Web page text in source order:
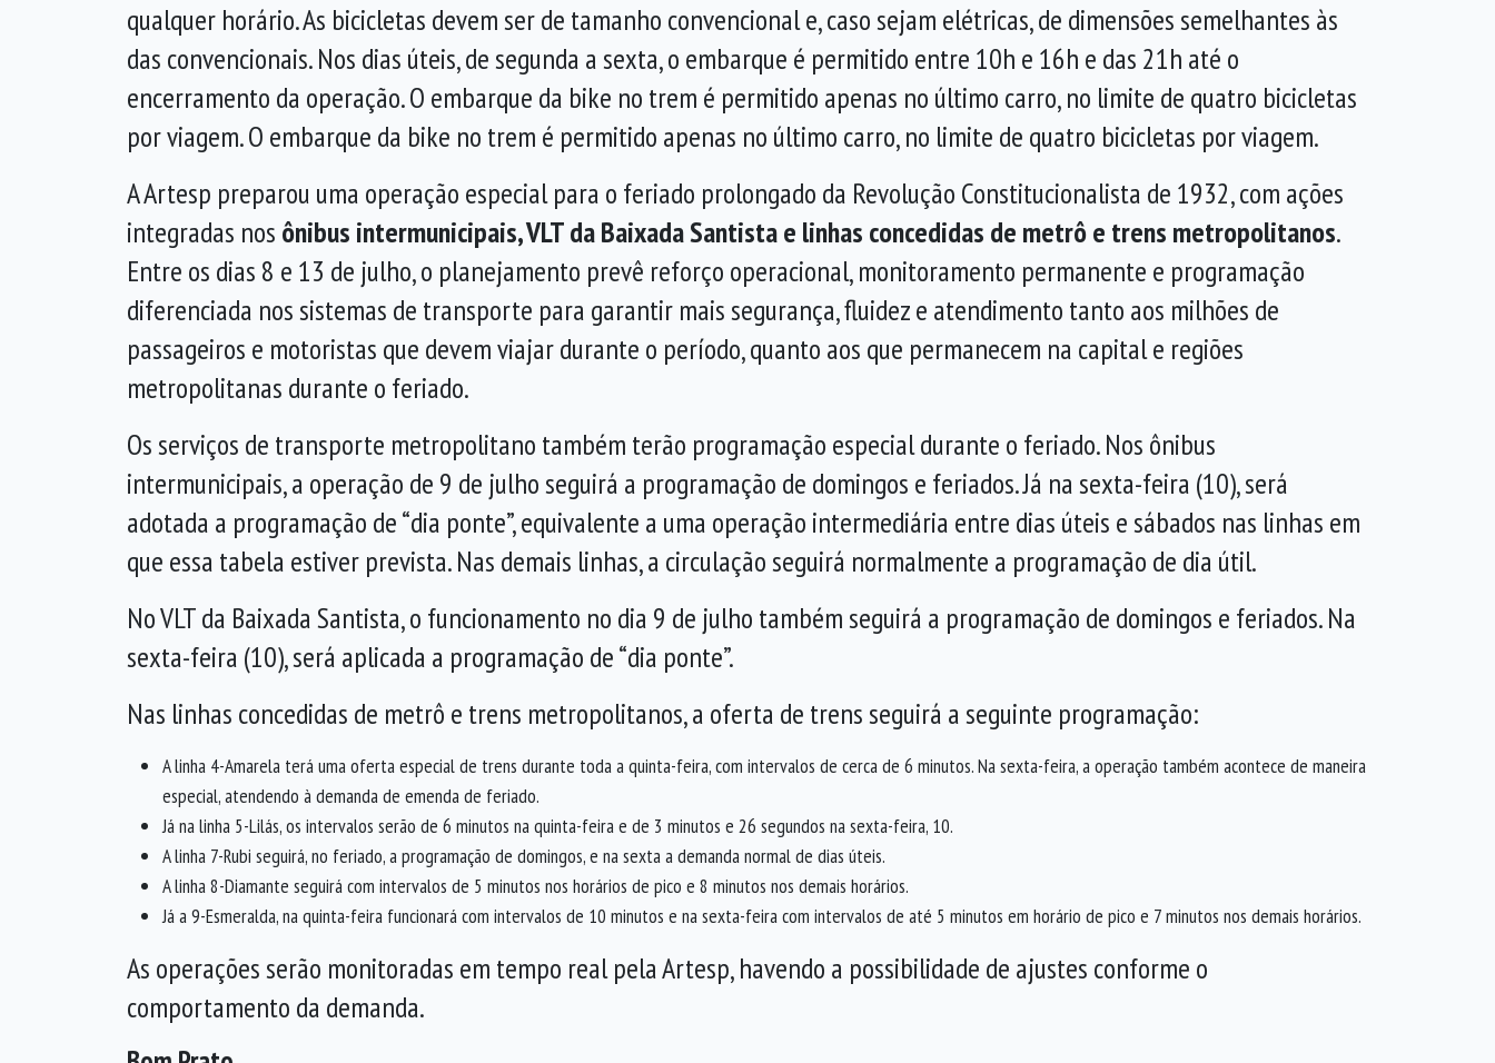
qualquer horário. As bicicletas devem ser de tamanho convencional e, caso sejam elétricas, de dimensões semelhantes às
das convencionais. Nos dias úteis, de segunda a sexta, o embarque é permitido entre 10h e 16h e das 21h até o
encerramento da operação. O embarque da bike no trem é permitido apenas no último carro, no limite de quatro bicicletas
por viagem. O embarque da bike no trem é permitido apenas no último carro, no limite de quatro bicicletas por viagem.
A Artesp preparou uma operação especial para o feriado prolongado da Revolução Constitucionalista de 1932, com ações
integradas nos ônibus intermunicipais, VLT da Baixada Santista e linhas concedidas de metrô e trens metropolitanos.
Entre os dias 8 e 13 de julho, o planejamento prevê reforço operacional, monitoramento permanente e programação
diferenciada nos sistemas de transporte para garantir mais segurança, fluidez e atendimento tanto aos milhões de
passageiros e motoristas que devem viajar durante o período, quanto aos que permanecem na capital e regiões
metropolitanas durante o feriado.
Os serviços de transporte metropolitano também terão programação especial durante o feriado. Nos ônibus
intermunicipais, a operação de 9 de julho seguirá a programação de domingos e feriados. Já na sexta-feira (10), será
adotada a programação de “dia ponte”, equivalente a uma operação intermediária entre dias úteis e sábados nas linhas em
que essa tabela estiver prevista. Nas demais linhas, a circulação seguirá normalmente a programação de dia útil.
No VLT da Baixada Santista, o funcionamento no dia 9 de julho também seguirá a programação de domingos e feriados. Na
sexta-feira (10), será aplicada a programação de “dia ponte”.
Nas linhas concedidas de metrô e trens metropolitanos, a oferta de trens seguirá a seguinte programação:
A linha 4-Amarela terá uma oferta especial de trens durante toda a quinta-feira, com intervalos de cerca de 6 minutos. Na sexta-feira, a operação também acontece de maneira
especial, atendendo à demanda de emenda de feriado.
Já na linha 5-Lilás, os intervalos serão de 6 minutos na quinta-feira e de 3 minutos e 26 segundos na sexta-feira, 10.
A linha 7-Rubi seguirá, no feriado, a programação de domingos, e na sexta a demanda normal de dias úteis.
A linha 8-Diamante seguirá com intervalos de 5 minutos nos horários de pico e 8 minutos nos demais horários.
Já a 9-Esmeralda, na quinta-feira funcionará com intervalos de 10 minutos e na sexta-feira com intervalos de até 5 minutos em horário de pico e 7 minutos nos demais horários.
As operações serão monitoradas em tempo real pela Artesp, havendo a possibilidade de ajustes conforme o
comportamento da demanda.